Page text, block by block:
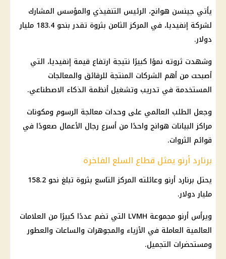
يأتي جينسن هوانج، الرئيس التنفيذي والمؤسس المشارك
لشركة إنفيديا، في المركز الثامن بثروة تقدر بنحو 183.4 مليار
دولار.
وشهدت ثروته نموًا كبيرًا نتيجة ارتفاع قيمة إنفيديا، التي
أصبحت من أهم الشركات المنتجة للرقائق والمعالجات
المستخدمة في تدريب وتشغيل أنظمة الذكاء الاصطناعي.
وجعل الطلب العالمي على وحدات معالجة الرسوم ومكونات
مراكز البيانات هوانج واحدًا من أسرع رجال الأعمال صعودًا في
قوائم الثروات.
برنارد أرنو يمثل قطاع السلع الفاخرة
يحتل برنارد أرنو وعائلته المركز التاسع بثروة تبلغ نحو 158.2
مليار دولار.
ويرأس أرنو مجموعة LVMH التي تضم عددًا كبيرًا من العلامات
العالمية العاملة في الأزياء والمجوهرات والساعات والعطور
ومستحضرات التجميل.